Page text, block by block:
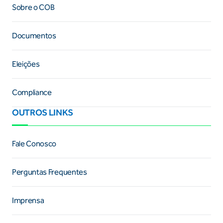
Sobre o COB
Documentos
Eleições
Compliance
OUTROS LINKS
Fale Conosco
Perguntas Frequentes
Imprensa